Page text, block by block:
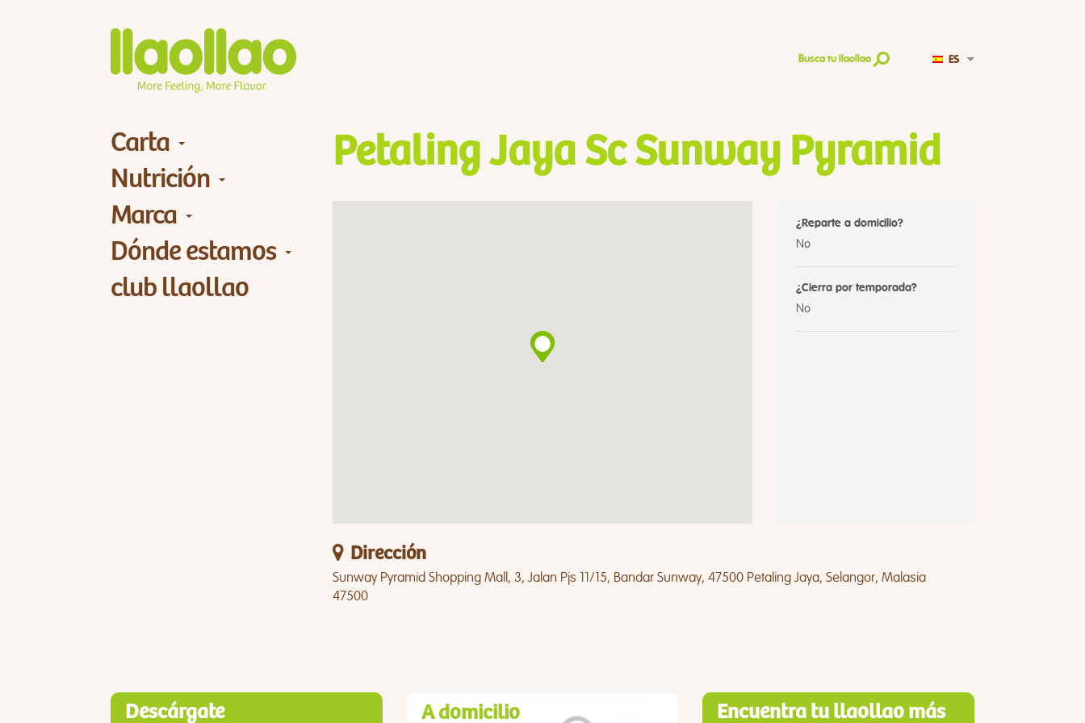
Busca tu llaollao ES
Carta
Nutrición
Marca
Dónde estamos
club llaollao
Petaling Jaya Sc Sunway Pyramid
¿Reparte a domicilio?
No
¿Cierra por temporada?
No
Dirección
Sunway Pyramid Shopping Mall, 3, Jalan Pjs 11/15, Bandar Sunway, 47500 Petaling Jaya, Selangor, Malasia
47500
Descárgate
A domicilio
Encuentra tu llaollao más